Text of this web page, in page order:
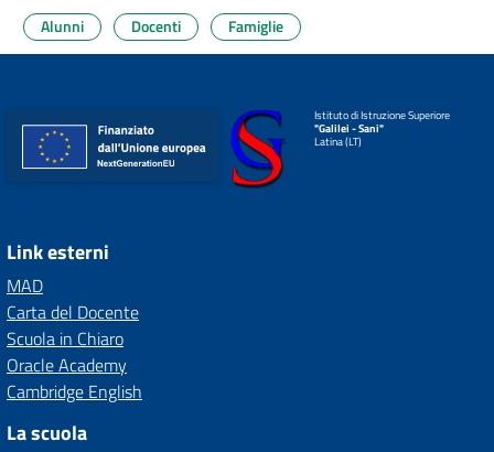
Alunni Docenti Famiglie
Istituto di Istruzione Superiore
"Galilei - Sani"
Latina (LT)
Link esterni
MAD
Carta del Docente
Scuola in Chiaro
Oracle Academy
Cambridge English
La scuola